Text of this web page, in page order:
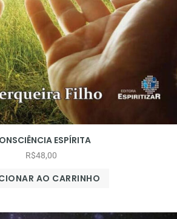
ESPÍRITA
R$48,00
AO CARRINHO